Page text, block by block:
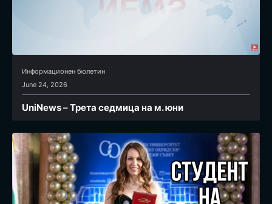
Информационен бюлетин
June 24, 2026
UniNews – Трета седмица на м. юни